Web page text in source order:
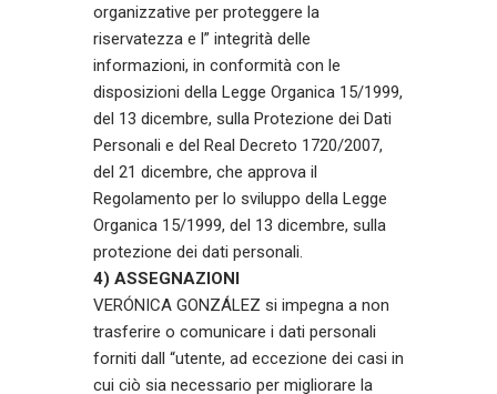
organizzative per proteggere la
riservatezza e l” integrità delle
informazioni, in conformità con le
disposizioni della Legge Organica 15/1999,
del 13 dicembre, sulla Protezione dei Dati
Personali e del Real Decreto 1720/2007,
del 21 dicembre, che approva il
Regolamento per lo sviluppo della Legge
Organica 15/1999, del 13 dicembre, sulla
protezione dei dati personali.
4) ASSEGNAZIONI
VERÓNICA GONZÁLEZ si impegna a non
trasferire o comunicare i dati personali
forniti dall “utente, ad eccezione dei casi in
cui ciò sia necessario per migliorare la